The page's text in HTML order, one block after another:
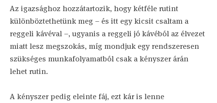
Az igazsághoz hozzátartozik, hogy kétféle rutint
különböztethetünk meg – és itt egy kicsit csaltam a
reggeli kávéval –, ugyanis a reggeli jó kávéból az élvezet
miatt lesz megszokás, míg mondjuk egy rendszeresen
szükséges munkafolyamatból csak a kényszer árán
lehet rutin.
A kényszer pedig eleinte fáj, ezt kár is lenne